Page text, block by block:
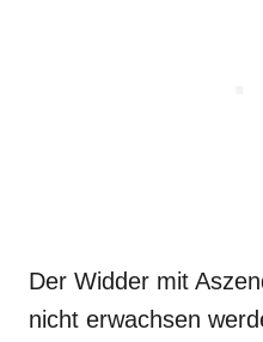
Der Widder mit
nicht erwachsen